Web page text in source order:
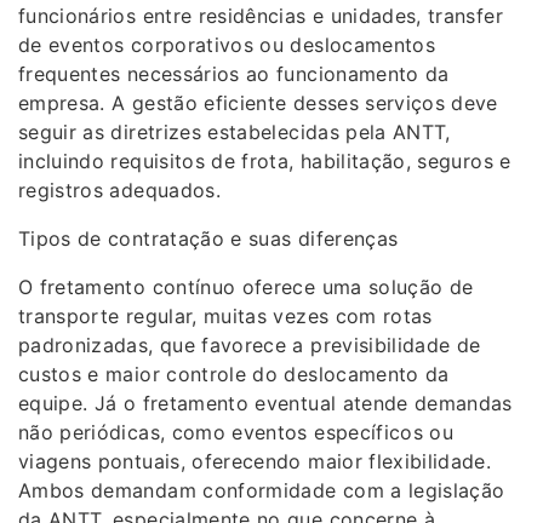
funcionários entre residências e unidades, transfer
de eventos corporativos ou deslocamentos
frequentes necessários ao funcionamento da
empresa. A gestão eficiente desses serviços deve
seguir as diretrizes estabelecidas pela ANTT,
incluindo requisitos de frota, habilitação, seguros e
registros adequados.
Tipos de contratação e suas diferenças
O fretamento contínuo oferece uma solução de
transporte regular, muitas vezes com rotas
padronizadas, que favorece a previsibilidade de
custos e maior controle do deslocamento da
equipe. Já o fretamento eventual atende demandas
não periódicas, como eventos específicos ou
viagens pontuais, oferecendo maior flexibilidade.
Ambos demandam conformidade com a legislação